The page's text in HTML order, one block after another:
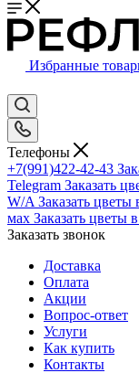
Избранные
Телефоны
+7(991)422-42-43
Telegram Заказать
W/A Заказать цветы
мах Заказать цветы
Заказать звонок
Доставка
Оплата
Акции
Вопрос-ответ
Услуги
Как купить
Контакты